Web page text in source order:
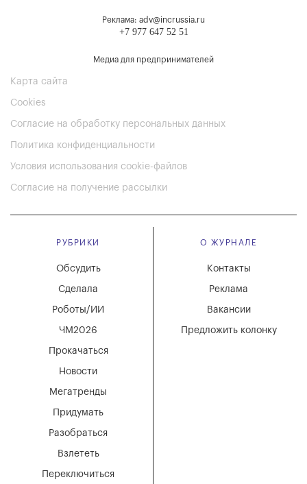
Реклама: adv@incrussia.ru
+7 977 647 52 51
Медиа для предпринимателей
Карта сайта
Cookies
Согласие на обработку персональных данных
Политика конфиденциальности
Условия использования cookie-файлов
Согласие на получение рассылки
РУБРИКИ
Мегатренды
Придумать
Разобраться
Взлететь
Новости
Переключиться
Обсудить
Сделала
Роботы/ИИ
ЧМ2026
Прокачаться
О ЖУРНАЛЕ
Вакансии
Реклама
Контакты
Предложить колонку